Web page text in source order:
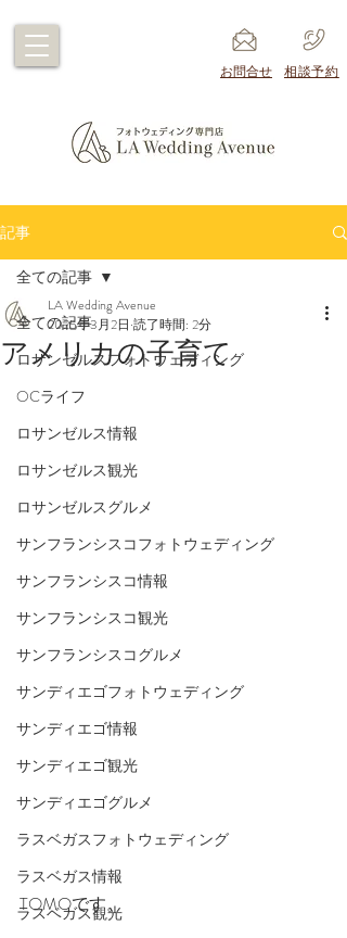
​お問合せ ​相談予約
記事
全ての記事
ロサンゼルスフォトウェディング
OCライフ
ロサンゼルス情報
ロサンゼルス観光
ロサンゼルスグルメ
サンフランシスコフォトウェディング
サンフランシスコ情報
サンフランシスコ観光
サンフランシスコグルメ
サンディエゴフォトウェディング
サンディエゴ情報
サンディエゴ観光
サンディエゴグルメ
ラスベガスフォトウェディング
ラスベガス情報
ラスベガス観光
全ての記事
アメリカの子育て
LA Wedding Avenue
2025年3月2日 読了時間: 2分
TOMOです。